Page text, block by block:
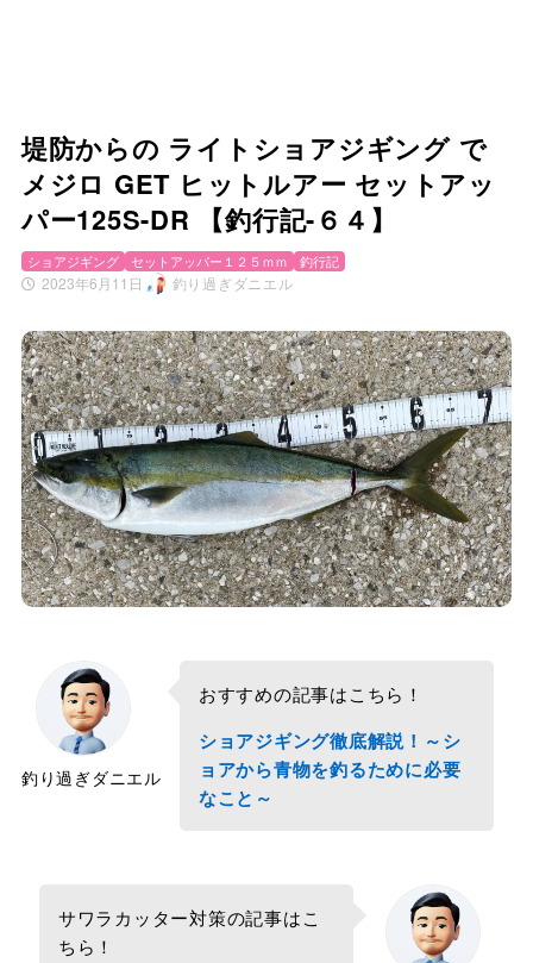
堤防からの ライトショアジギング で
メジロ GET ヒットルアー セットアッ
パー125S-DR 【釣行記-６４】
2023年6月11日 釣り過ぎダニエル
ショアジギング セットアッパー１２５ｍｍ 釣行記
釣り過ぎダニエル
おすすめの記事はこちら！
ショアジギング徹底解説！～シ
ョアから青物を釣るために必要
なこと～
サワラカッター対策の記事はこ
ちら！